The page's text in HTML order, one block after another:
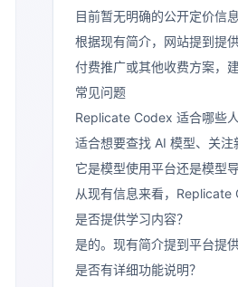
目前暂无明确的公开定价信息
根据现有简介，网站提到提
付费推广或其他收费方案，
常见问题
Replicate Codex 适合哪些人
适合想要查找 AI 模型、关注
它是模型使用平台还是模型
从现有信息来看，Replicate
是否提供学习内容？
是的。现有简介提到平台提
是否有详细功能说明？